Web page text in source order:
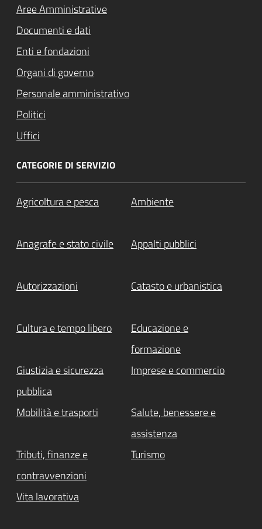
Aree Amministrative
Documenti e dati
Enti e fondazioni
Organi di governo
Personale amministrativo
Politici
Uffici
CATEGORIE DI SERVIZIO
Agricoltura e pesca Ambiente
Anagrafe e stato civile Appalti pubblici
Autorizzazioni Catasto e urbanistica
Cultura e tempo libero
Educazione e
formazione
Giustizia e sicurezza
pubblica
Imprese e commercio
Mobilità e trasporti
Salute, benessere e
assistenza
Tributi, finanze e
contravvenzioni
Turismo
Vita lavorativa